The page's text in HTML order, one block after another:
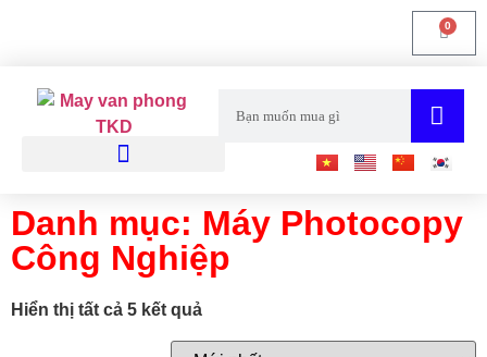
0
Danh mục: Máy Photocopy
Công Nghiệp
Hiển thị tất cả 5 kết quả